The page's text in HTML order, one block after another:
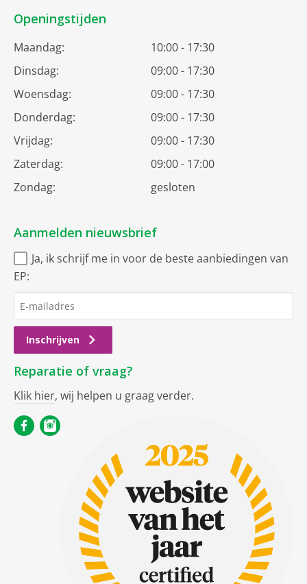
Openingstijden
Maandag:
10:00 - 17:30
Dinsdag:
09:00 - 17:30
Woensdag:
09:00 - 17:30
Donderdag:
09:00 - 17:30
Vrijdag:
09:00 - 17:30
Zaterdag:
09:00 - 17:00
Zondag:
gesloten
Aanmelden nieuwsbrief
Ja, ik schrijf me in voor de beste aanbiedingen van
EP:
Inschrijven
Reparatie of vraag?
Klik hier, wij helpen u graag verder.